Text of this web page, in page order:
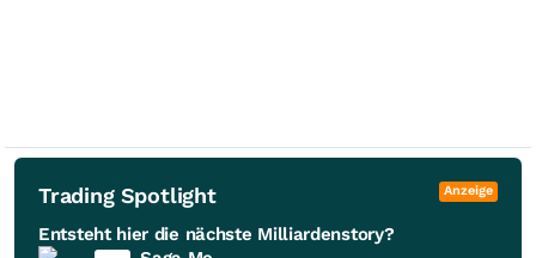
Trading Spotlight Anzeige
Entsteht hier die nächste Milliardenstory?